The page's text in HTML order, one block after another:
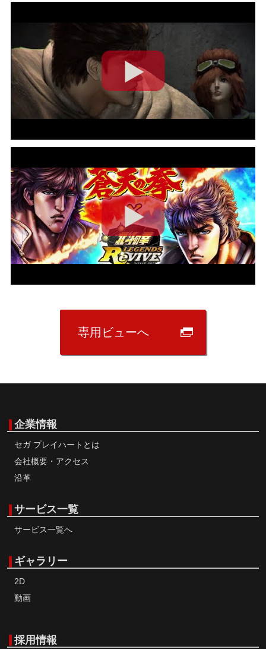
専用ビューへ
企業情報
セガ プレイハートとは
会社概要・アクセス
沿革
サービス一覧
サービス一覧へ
ギャラリー
2D
動画
採用情報